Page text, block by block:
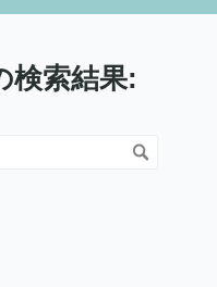
検索結果: